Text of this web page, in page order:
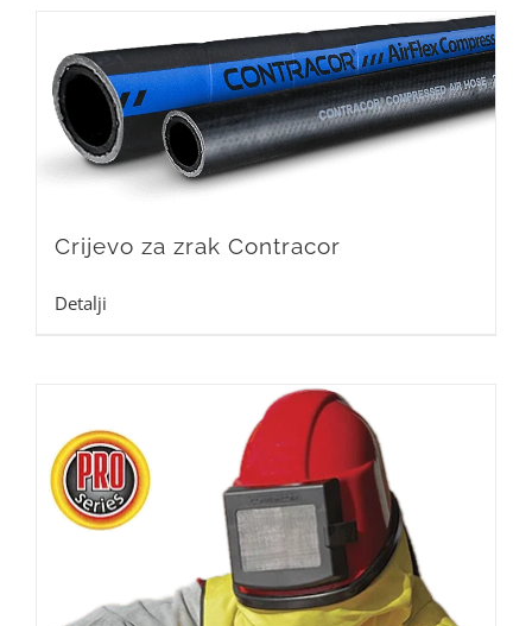
Crijevo za zrak Contracor
Detalji